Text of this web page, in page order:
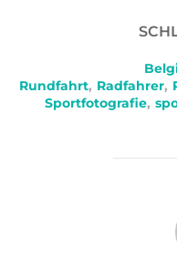
Rundfahrt, Radfahrer,
Sportfotografie,